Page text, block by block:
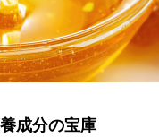
成分の宝庫